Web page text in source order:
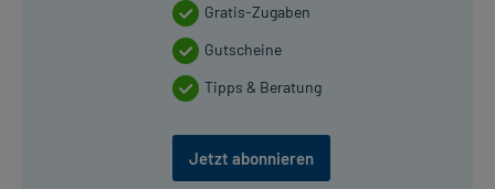
Gratis-Zugaben
Gutscheine
Tipps & Beratung
Jetzt abonnieren